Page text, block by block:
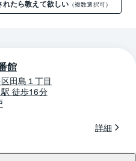
れたら教えて欲しい （複数選択可）
館
田島１丁目
徒歩16分
詳細